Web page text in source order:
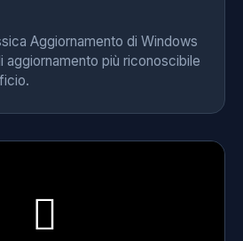
Aggiornamento di Windows
aggiornamento più riconoscibile
